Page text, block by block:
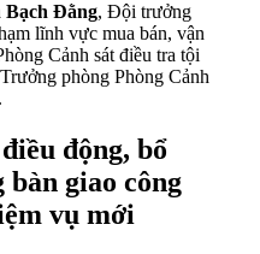
Bạch Đằng, Đội trưởng
lĩnh vực mua bán, vận
Cảnh sát điều tra tội
phòng Phòng Cảnh
động, bổ
giao công
vụ mới